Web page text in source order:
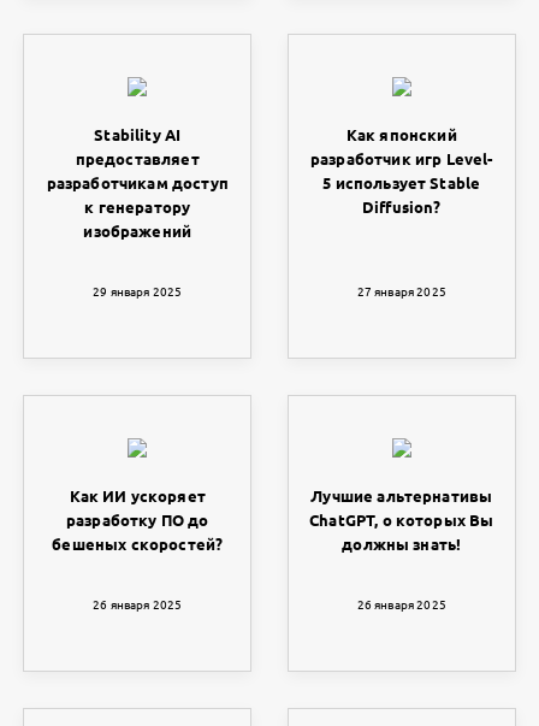
Stability AI
предоставляет
разработчикам доступ
к генератору
изображений
29 января 2025
Как японский
разработчик игр Level-
5 использует Stable
Diffusion?
27 января 2025
Как ИИ ускоряет
разработку ПО до
бешеных скоростей?
26 января 2025
Лучшие альтернативы
ChatGPT, о которых Вы
должны знать!
26 января 2025